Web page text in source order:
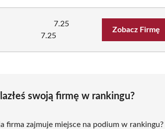
7.25
7.25
Zobacz Firmę
swoją firmę w rankingu?
firma zajmuje miejsce na podium w rankingu?